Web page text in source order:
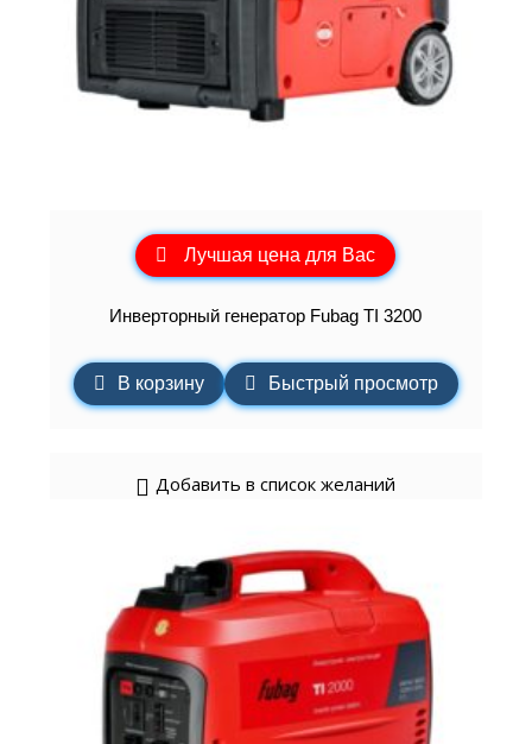
Лучшая цена для Вас
Инверторный генератор Fubag TI 3200
В корзину Быстрый просмотр
Добавить в список желаний